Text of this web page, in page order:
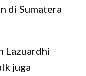
di Sumatera
Lazuardhi
juga